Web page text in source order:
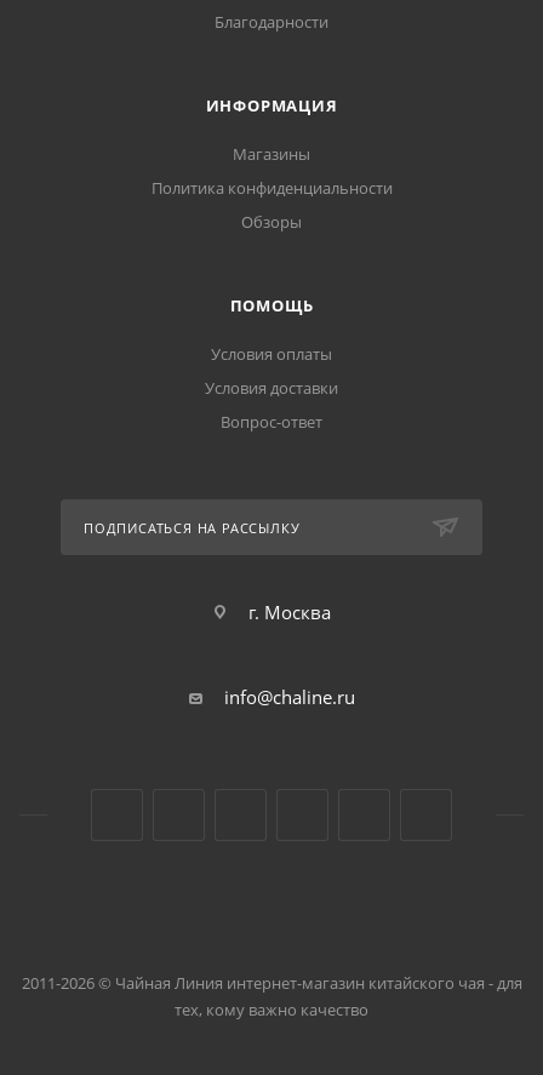
Благодарности
ИНФОРМАЦИЯ
Магазины
Политика конфиденциальности
Обзоры
ПОМОЩЬ
Условия оплаты
Условия доставки
Вопрос-ответ
ПОДПИСАТЬСЯ НА РАССЫЛКУ
г. Москва
info@chaline.ru
2011-2026 © Чайная Линия интернет-магазин китайского чая - для
тех, кому важно качество